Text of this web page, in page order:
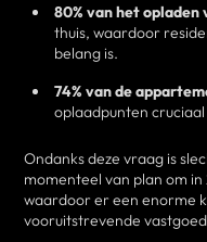
80% van het
thuis, waardoor
belang is.
74% van de
oplaadpunten
Ondanks deze vraag is
momenteel van plan om
waardoor er een enorme
vooruitstrevende